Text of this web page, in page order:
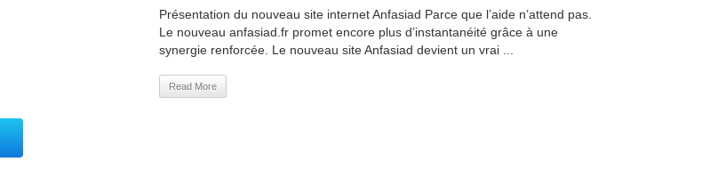
Présentation du nouveau site internet Anfasiad Parce que l’aide n’attend pas.
Le nouveau anfasiad.fr promet encore plus d’instantanéité grâce à une
synergie renforcée. Le nouveau site Anfasiad devient un vrai ...
Read More